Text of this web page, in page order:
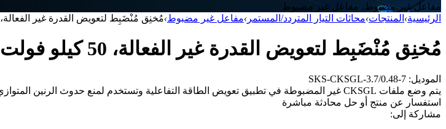
مفاعل غير مضبوط، مفاعل غير مضبوط
الرئيسية› المنتجات›محاثات التيار المتردد/المستمر ›مفاعل غير مضبوط›مُخنِق مُنْضَبِط لتعويض القدرة غير الفعالة، 50 كيلو فولت أمبير، 480 فولت، هبوط 7%.
مُخنِق مُنْضَبِط لتعويض القدرة غير الفعالة، 50 كيلو فولت أمبير، 480 فولت، هبوط 7%.
الموديل: SKS-CKSGL-3.7/0.48-7
يتم وضع ملفات CKSGL غير المضبوطة في تطبيق تعويض الطاقة التفاعلية وتستخدم لمنع حدوث الرنين المتوازي وتضخيم تيار التوافقيات.
استفسار عن منتج أو حل محادثة مباشرة
مشاركة إلى: